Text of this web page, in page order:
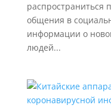
распространиться
общения в
информации о
людей...